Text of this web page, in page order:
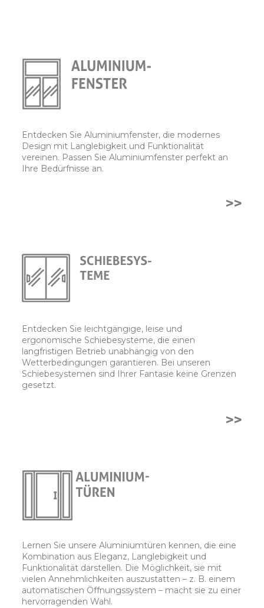
Entdecken Sie Aluminiumfenster, die modernes
Design mit Langlebigkeit und Funktionalität
vereinen. Passen Sie Aluminiumfenster perfekt an
Ihre Bedürfnisse an.
>>
Entdecken Sie leichtgängige, leise und
ergonomische Schiebesysteme, die einen
langfristigen Betrieb unabhängig von den
Wetterbedingungen garantieren. Bei unseren
Schiebesystemen sind Ihrer Fantasie keine Grenzen
gesetzt.
>>
Lernen Sie unsere Aluminiumtüren kennen, die eine
Kombination aus Eleganz, Langlebigkeit und
Funktionalität darstellen. Die Möglichkeit, sie mit
vielen Annehmlichkeiten auszustatten – z. B. einem
automatischen Öffnungssystem – macht sie zu einer
hervorragenden Wahl.